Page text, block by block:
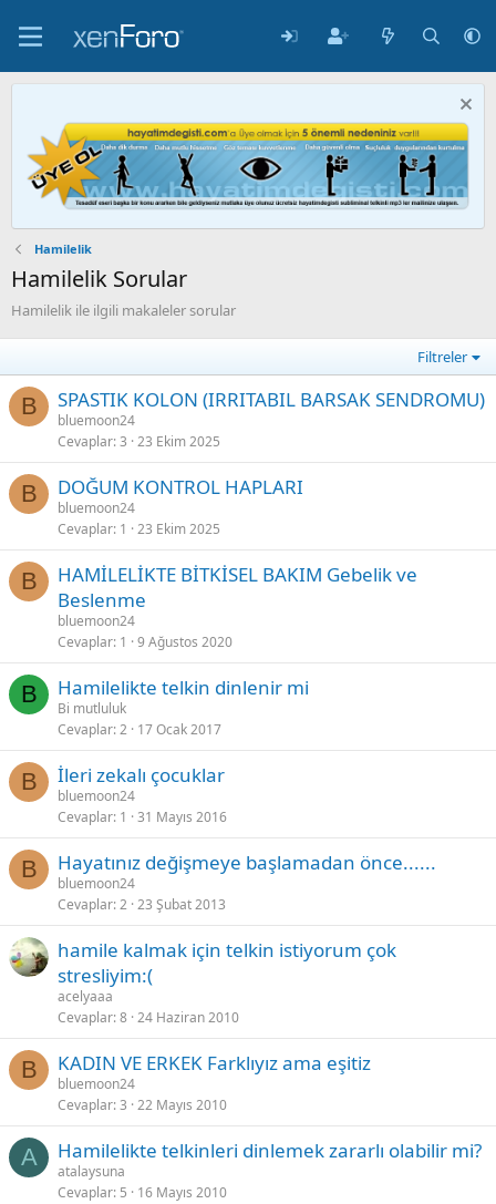
Hamilelik
Hamilelik Sorular
Hamilelik ile ilgili makaleler sorular
Filtreler
B SPASTIK KOLON (IRRITABIL BARSAK SENDROMU)
bluemoon24
Cevaplar 3 23 Ekim 2025
B DOĞUM KONTROL HAPLARI
bluemoon24
Cevaplar 1 23 Ekim 2025
B
HAMİLELİKTE BİTKİSEL BAKIM Gebelik ve
Beslenme
bluemoon24
Cevaplar 1 9 Ağustos 2020
B Hamilelikte telkin dinlenir mi
Bi mutluluk
Cevaplar 2 17 Ocak 2017
B İleri zekalı çocuklar
bluemoon24
Cevaplar 1 31 Mayıs 2016
B Hayatınız değişmeye başlamadan önce......
bluemoon24
Cevaplar 2 23 Şubat 2013
hamile kalmak için telkin istiyorum çok
stresliyim:(
acelyaaa
Cevaplar 8 24 Haziran 2010
B KADIN VE ERKEK Farklıyız ama eşitiz
bluemoon24
Cevaplar 3 22 Mayıs 2010
A Hamilelikte telkinleri dinlemek zararlı olabilir mi?
atalaysuna
Cevaplar 5 16 Mayıs 2010